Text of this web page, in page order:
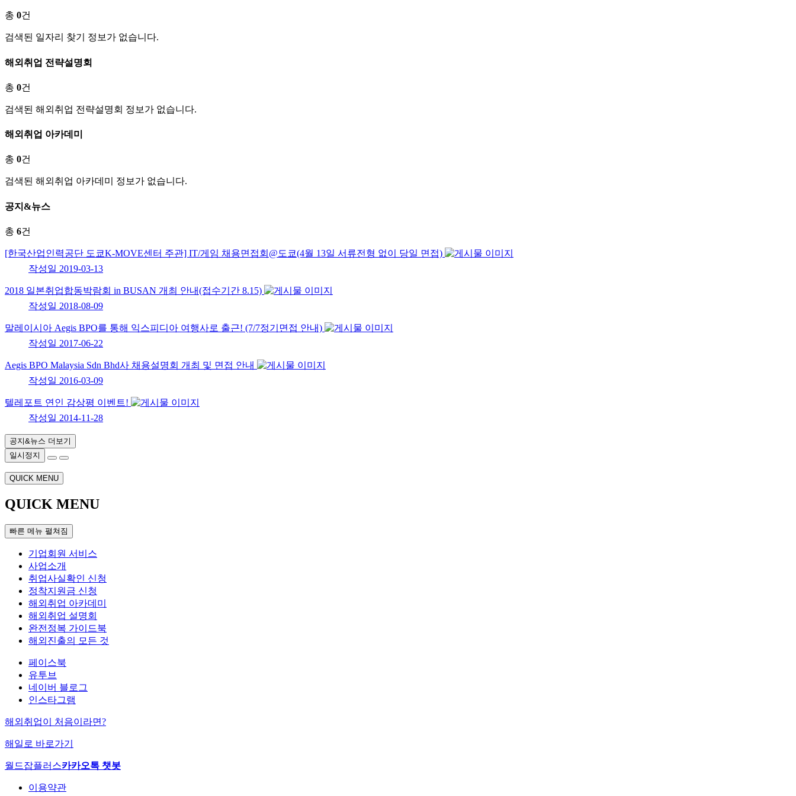
총 0건
검색된 일자리 찾기 정보가 없습니다.
해외취업 전략설명회
총 0건
검색된 해외취업 전략설명회 정보가 없습니다.
해외취업 아카데미
총 0건
검색된 해외취업 아카데미 정보가 없습니다.
공지&뉴스
총 6건
[한국산업인력공단 도쿄K-MOVE센터 주관] IT/게임 채용면접회@도쿄(4월 13일 서류전형 없이 당일 면접)
작성일 2019-03-13
2018 일본취업합동박람회 in BUSAN 개최 안내(접수기간 8.15)
작성일 2018-08-09
말레이시아 Aegis BPO를 통해 익스피디아 여행사로 출근! (7/7정기면접 안내)
작성일 2017-06-22
Aegis BPO Malaysia Sdn Bhd사 채용설명회 개최 및 면접 안내
작성일 2016-03-09
텔레포트 연인 감상평 이벤트!
작성일 2014-11-28
공지&뉴스 더보기
일시정지
QUICK MENU
QUICK MENU
빠른 메뉴 펼쳐짐
기업회원 서비스
사업소개
취업사실확인 신청
정착지원금 신청
해외취업 아카데미
해외취업 설명회
완전정복 가이드북
해외진출의 모든 것
페이스북
유투브
네이버 블로그
인스타그램
해외취업이 처음이라면?
해일로 바로가기
월드잡플러스카카오톡 챗봇
이용약관